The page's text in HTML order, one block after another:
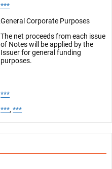
***
General Corporate Purposes
The net proceeds from each issue
of Notes will be applied by the
Issuer for general funding
purposes.
***
***, ***